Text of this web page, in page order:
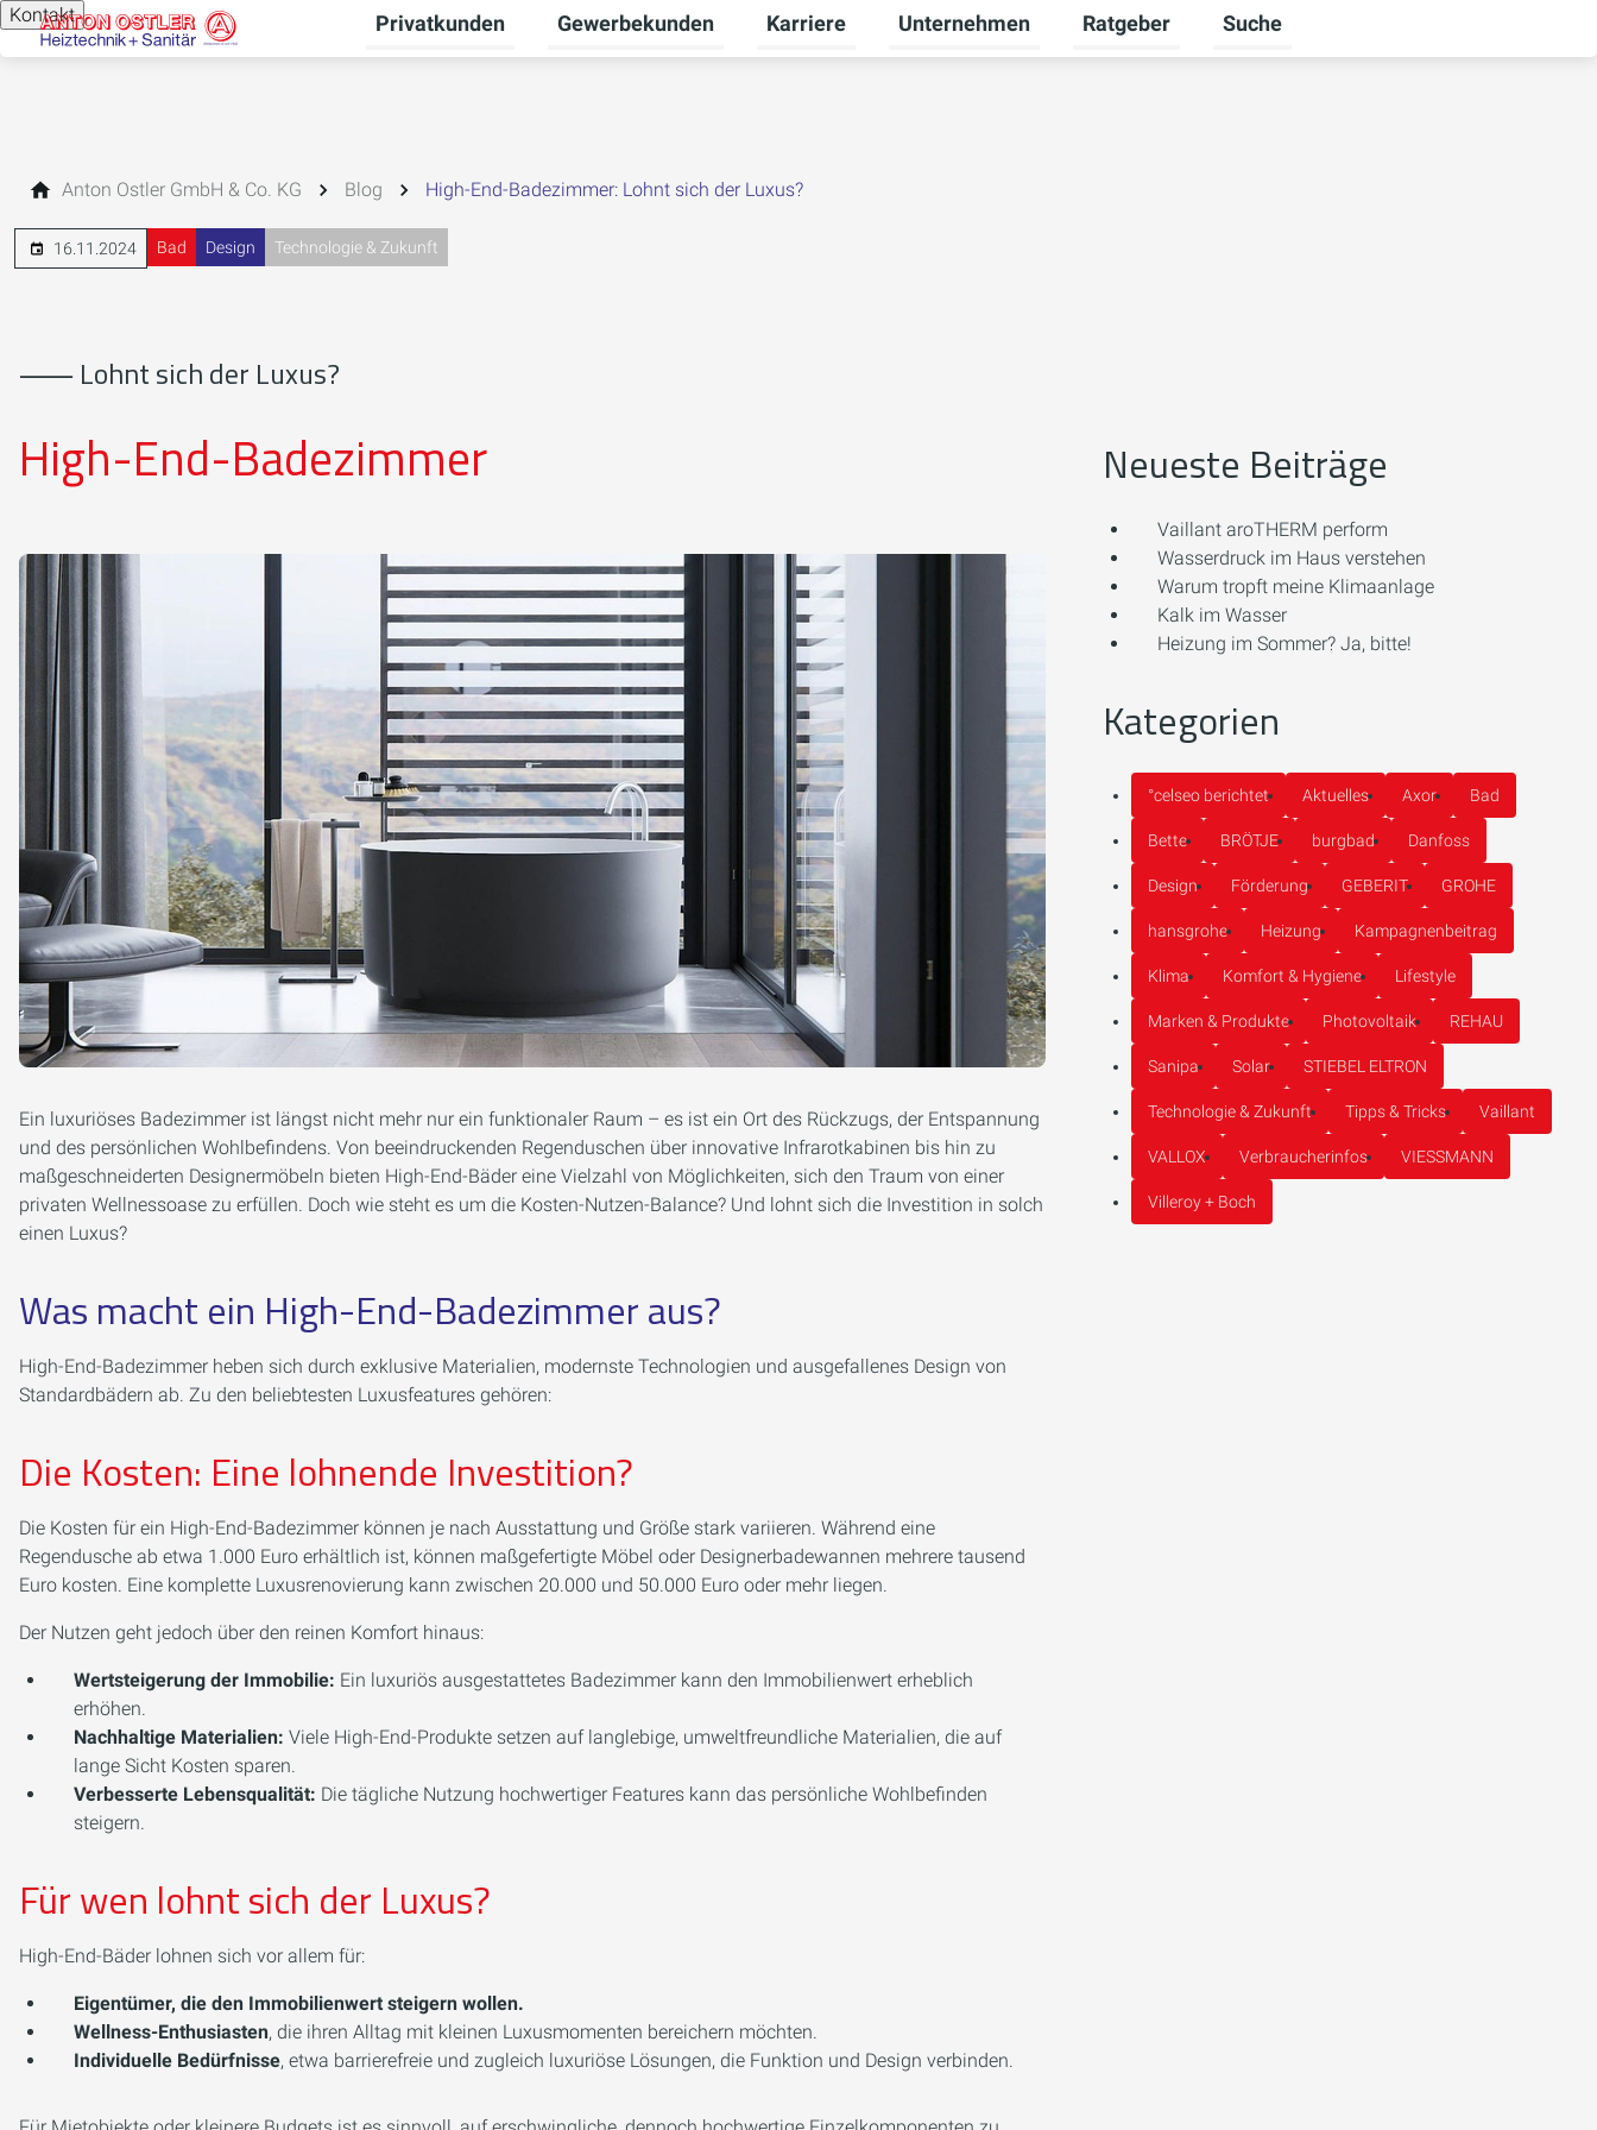
Kontakt Privatkunden
Untermenü für Privatkunden umschalten
Gewerbekunden
Untermenü für Gewerbekunden umschalten
Karriere
Untermenü für Karriere umschalten
Unternehmen
Untermenü für Unternehmen umschalten
Ratgeber
Untermenü für Ratgeber umschalten
Suche
Anton Ostler GmbH & Co. KG Blog High-End-Badezimmer: Lohnt sich der Luxus?
16.11.2024 Bad Design Technologie & Zukunft
⸺ Lohnt sich der Luxus?
High-End-Badezimmer
Ein luxuriöses Badezimmer ist längst nicht mehr nur ein funktionaler Raum – es ist ein Ort des Rückzugs, der Entspannung
und des persönlichen Wohlbefindens. Von beeindruckenden Regenduschen über innovative Infrarotkabinen bis hin zu
maßgeschneiderten Designermöbeln bieten High-End-Bäder eine Vielzahl von Möglichkeiten, sich den Traum von einer
privaten Wellnessoase zu erfüllen. Doch wie steht es um die Kosten-Nutzen-Balance? Und lohnt sich die Investition in solch
einen Luxus?
Was macht ein High-End-Badezimmer aus?
High-End-Badezimmer heben sich durch exklusive Materialien, modernste Technologien und ausgefallenes Design von
Standardbädern ab. Zu den beliebtesten Luxusfeatures gehören:
Die Kosten: Eine lohnende Investition?
Die Kosten für ein High-End-Badezimmer können je nach Ausstattung und Größe stark variieren. Während eine
Regendusche ab etwa 1.000 Euro erhältlich ist, können maßgefertigte Möbel oder Designerbadewannen mehrere tausend
Euro kosten. Eine komplette Luxusrenovierung kann zwischen 20.000 und 50.000 Euro oder mehr liegen.
Der Nutzen geht jedoch über den reinen Komfort hinaus:
Wertsteigerung der Immobilie: Ein luxuriös ausgestattetes Badezimmer kann den Immobilienwert erheblich
erhöhen.
Nachhaltige Materialien: Viele High-End-Produkte setzen auf langlebige, umweltfreundliche Materialien, die auf
lange Sicht Kosten sparen.
Verbesserte Lebensqualität: Die tägliche Nutzung hochwertiger Features kann das persönliche Wohlbefinden
steigern.
Für wen lohnt sich der Luxus?
High-End-Bäder lohnen sich vor allem für:
Eigentümer, die den Immobilienwert steigern wollen.
Wellness-Enthusiasten, die ihren Alltag mit kleinen Luxusmomenten bereichern möchten.
Individuelle Bedürfnisse, etwa barrierefreie und zugleich luxuriöse Lösungen, die Funktion und Design verbinden.
Neueste Beiträge
Vaillant aroTHERM perform
Wasserdruck im Haus verstehen
Warum tropft meine Klimaanlage
Kalk im Wasser
Heizung im Sommer? Ja, bitte!
Kategorien
°celseo berichtet Aktuelles Axor Bad
Bette BRÖTJE burgbad Danfoss
Design Förderung GEBERIT GROHE
hansgrohe Heizung Kampagnenbeitrag
Klima Komfort & Hygiene Lifestyle
Marken & Produkte Photovoltaik REHAU
Sanipa Solar STIEBEL ELTRON
Technologie & Zukunft Tipps & Tricks Vaillant
VALLOX Verbraucherinfos VIESSMANN
Villeroy + Boch